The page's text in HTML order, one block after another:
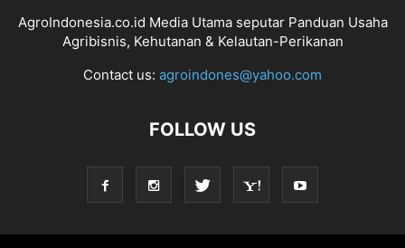
AgroIndonesia.co.id Media Utama seputar Panduan Usaha
Agribisnis, Kehutanan & Kelautan-Perikanan
Contact us: agroindones@yahoo.com
FOLLOW US